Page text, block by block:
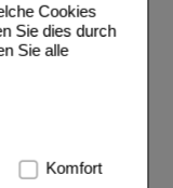
Cookies
Sie dies durch
Sie alle
es sich um
Komfort
downloaden